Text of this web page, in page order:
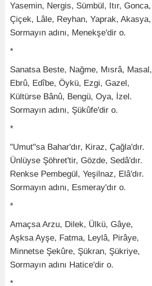
Yasemin, Nergis, Sümbül, Itır, Gonca,
Çiçek, Lâle, Reyhan, Yaprak, Akasya,
Sormayın adını, Menekşe'dir o.
*
Sanatsa Beste, Nağme, Mısrâ, Masal,
Ebrû, Edîbe, Öykü, Ezgi, Gazel,
Kültürse Bânû, Bengü, Oya, İzel.
Sormayın adını, Şükûfe'dir o.
*
"Umut"sa Bahar'dır, Kiraz, Çağla'dır.
Ünlüyse Şöhret'tir, Gözde, Sedâ'dır.
Renkse Pembegül, Yeşilnaz, Elâ'dır.
Sormayın adını, Esmeray'dır o.
*
Amaçsa Arzu, Dilek, Ülkü, Gâye,
Aşksa Ayşe, Fatma, Leylâ, Pirâye,
Minnetse Şekûre, Şükran, Şükriye,
Sormayın adını Hatice'dir o.
*